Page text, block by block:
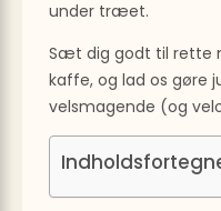
under træet.
Sæt dig godt til rette
kaffe, og lad os gøre
velsmagende (og